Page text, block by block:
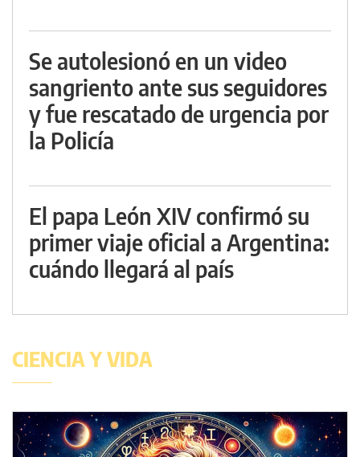
Se autolesionó en un video
sangriento ante sus seguidores
y fue rescatado de urgencia por
la Policía
El papa León XIV confirmó su
primer viaje oficial a Argentina:
cuándo llegará al país
CIENCIA Y VIDA